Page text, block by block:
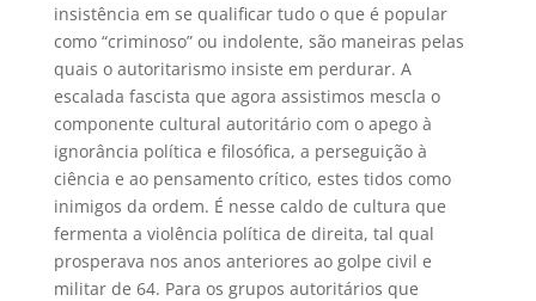
insistência em se qualificar tudo o que é popular
como “criminoso” ou indolente, são maneiras pelas
quais o autoritarismo insiste em perdurar. A
escalada fascista que agora assistimos mescla o
componente cultural autoritário com o apego à
ignorância política e filosófica, a perseguição à
ciência e ao pensamento crítico, estes tidos como
inimigos da ordem. É nesse caldo de cultura que
fermenta a violência política de direita, tal qual
prosperava nos anos anteriores ao golpe civil e
militar de 64. Para os grupos autoritários que